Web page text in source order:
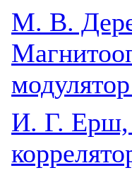
М. В.
И. Г. Ерш,